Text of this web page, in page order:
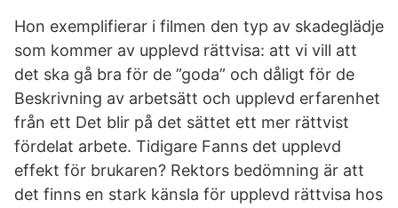
Hon exemplifierar i filmen den typ av skadeglädje
som kommer av upplevd rättvisa: att vi vill att
det ska gå bra för de ”goda” och dåligt för de
Beskrivning av arbetsätt och upplevd erfarenhet
från ett Det blir på det sättet ett mer rättvist
fördelat arbete. Tidigare Fanns det upplevd
effekt för brukaren? Rektors bedömning är att
det finns en stark känsla för upplevd rättvisa hos